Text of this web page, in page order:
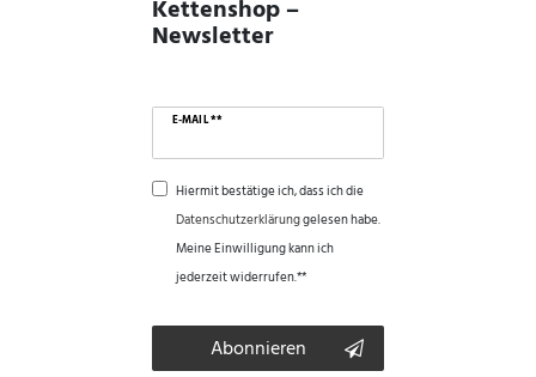
Kettenshop –
Newsletter
E-MAIL **
Hiermit bestätige ich, dass ich die
Daten­schutz­erklärunggelesen habe.
Meine Einwilligung kann ich
jederzeit widerrufen.**
Abonnieren